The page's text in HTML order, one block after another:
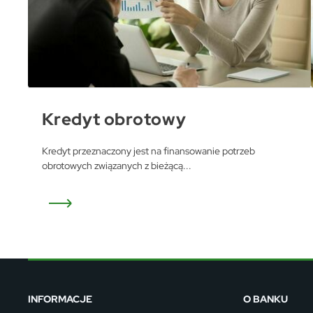
Kredyt obrotowy
Kredyt przeznaczony jest na finansowanie potrzeb
obrotowych związanych z bieżącą...
INFORMACJE O BANKU